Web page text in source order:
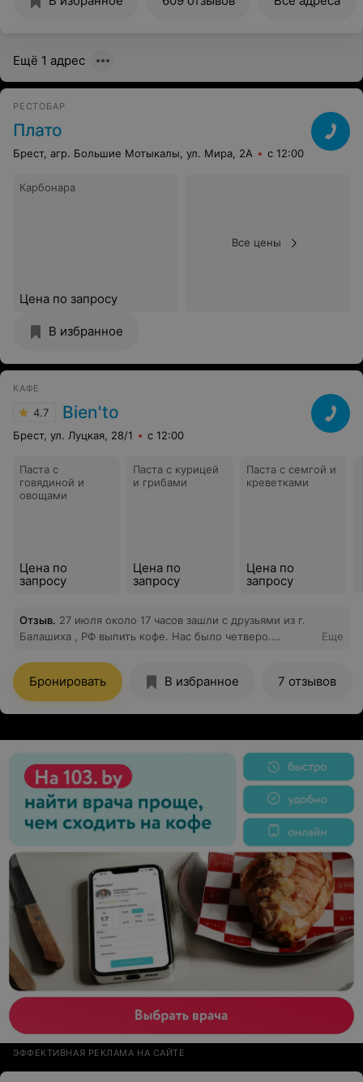
Ещё 1 адрес
РЕСТОБАР
Плато
Брест, агр. Большие Мотыкалы, ул. Мира, 2А с 12:00
Карбонара
Цена по запросу
Все цены
В избранное
КАФЕ
4.7 Bien'to
Брест, ул. Луцкая, 28/1 с 12:00
Паста с
говядиной и
овощами
Цена по
запросу
Паста с курицей
и грибами
Цена по
запросу
Паста с семгой и
креветками
Цена по
запросу
Отзыв. 27 июля около 17 часов зашли с друзьями из г.
Балашиха , РФ выпить кофе. Нас было четверо.
нас не было ни души. Через некоторое время нам
принесли счет в котором была указана сумма
соответствующая 5 чашкам кофе и 2 штруделям. У нас
возникает 3 вопроса: - а. почему у официанта 2+2 = 5
Еще
Бронировать В избранное 7 отзывов
ЭФФЕКТИВНАЯ РЕКЛАМА НА САЙТЕ